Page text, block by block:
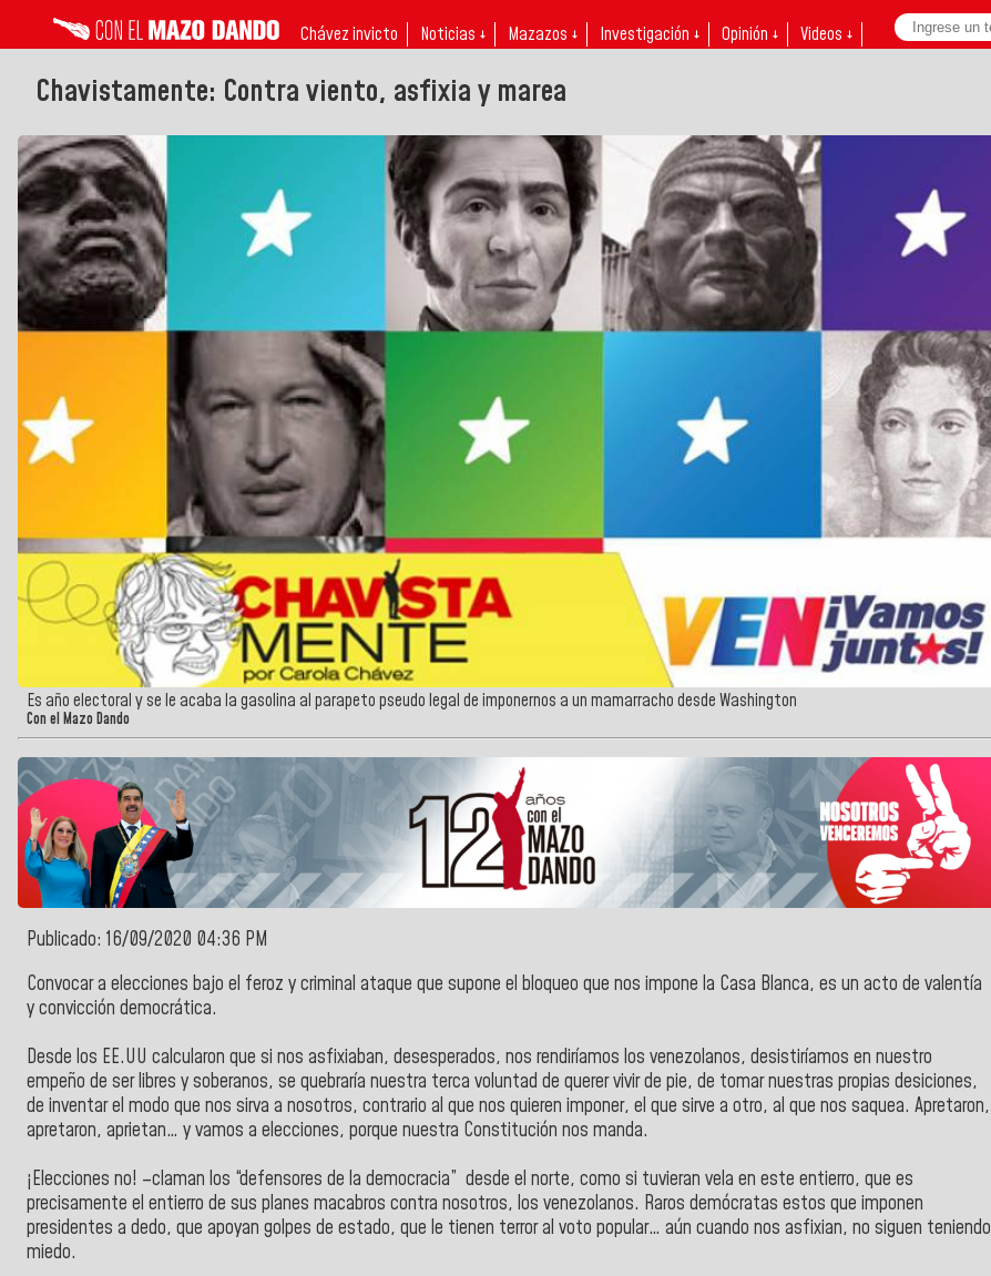
Chávez invicto Noticias ↓ Mazazos ↓ Investigación ↓ Opinión ↓ Videos ↓
Chavistamente: Contra viento, asfixia y marea
Es año electoral y se le acaba la gasolina al parapeto pseudo legal de imponernos a un mamarracho desde Washington
Con el Mazo Dando
Publicado: 16/09/2020 04:36 PM
Convocar a elecciones bajo el feroz y criminal ataque que supone el bloqueo que nos impone la Casa Blanca, es un acto de valentía
y convicción democrática.
Desde los EE.UU calcularon que si nos asfixiaban, desesperados, nos rendiríamos los venezolanos, desistiríamos en nuestro
empeño de ser libres y soberanos, se quebraría nuestra terca voluntad de querer vivir de pie, de tomar nuestras propias desiciones,
de inventar el modo que nos sirva a nosotros, contrario al que nos quieren imponer, el que sirve a otro, al que nos saquea. Apretaron,
apretaron, aprietan… y vamos a elecciones, porque nuestra Constitución nos manda.
¡Elecciones no! –claman los “defensores de la democracia” desde el norte, como si tuvieran vela en este entierro, que es
precisamente el entierro de sus planes macabros contra nosotros, los venezolanos. Raros demócratas estos que imponen
presidentes a dedo, que apoyan golpes de estado, que le tienen terror al voto popular… aún cuando nos asfixian, no siguen teniendo
miedo.